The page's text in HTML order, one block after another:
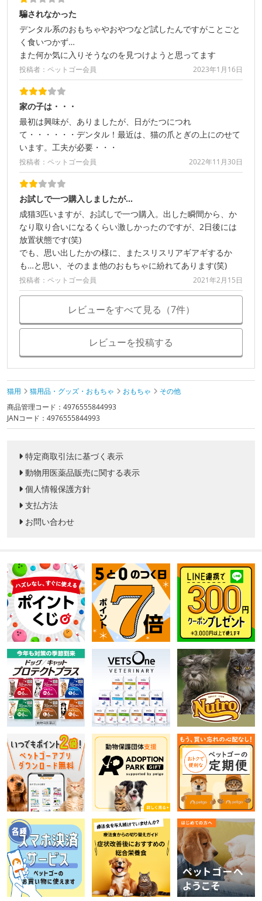
騙されなかった
デンタル系のおもちゃやおやつなど試したんですがことごと
く食いつかず…
また何か気に入りそうなのを見つけようと思ってます
投稿者：ペットゴー会員 2023年1月16日
家の子は・・・
最初は興味が、ありましたが、日がたつにつれ
て・・・・・・デンタル！最近は、猫の爪とぎの上にのせて
います。工夫が必要・・・
投稿者：ペットゴー会員 2022年11月30日
お試しで一つ購入しましたが…
成猫3匹いますが、お試しで一つ購入。出した瞬間から、か
なり取り合いになるくらい激しかったのですが、2日後には
放置状態です(笑)
でも、思い出したかの様に、またスリスリアギアギするか
も…と思い、そのまま他のおもちゃに紛れてあります(笑)
投稿者：ペットゴー会員 2021年2月15日
レビューをすべて見る（7件）
レビューを投稿する
猫用 猫用品・グッズ・おもちゃ おもちゃ
その他
商品管理コード：4976555844993
JANコード：4976555844993
特定商取引法に基づく表示
動物用医薬品販売に関する表示
個人情報保護方針
支払方法
お問い合わせ